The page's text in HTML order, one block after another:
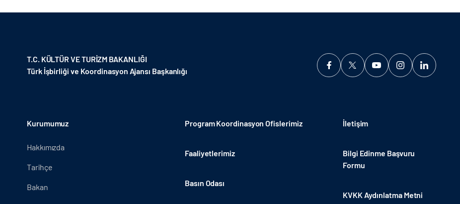
T.C. KÜLTÜR VE TURİZM BAKANLIĞI
Türk İşbirliği ve Koordinasyon Ajansı Başkanlığı
Kurumumuz
Hakkımızda
Tarihçe
Bakan
Program Koordinasyon Ofislerimiz
Faaliyetlerimiz
Basın Odası
İletişim
Bilgi Edinme Başvuru
Formu
KVKK Aydınlatma Metni